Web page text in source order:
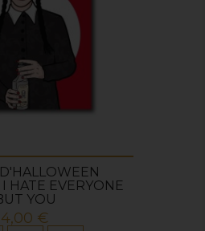
HATE EVERYONE
YOU
Prix
4,00 €